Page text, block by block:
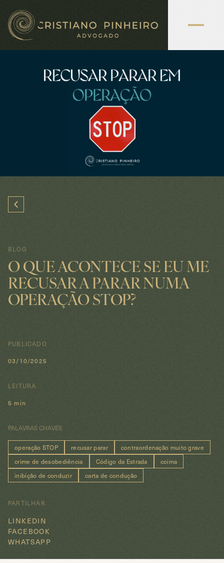
BLOG
O QUE ACONTECE SE EU ME
RECUSAR A PARAR NUMA
OPERAÇÃO STOP?
PUBLICADO
03/10/2025
LEITURA
5 min
PALAVRAS CHAVES
operação STOP recusar parar
contraordenação muito grave
crime de desobediência
Código da Estrada
coima
inibição de conduzir
carta de condução
PARTILHAR
LINKEDIN
FACEBOOK
WHATSAPP